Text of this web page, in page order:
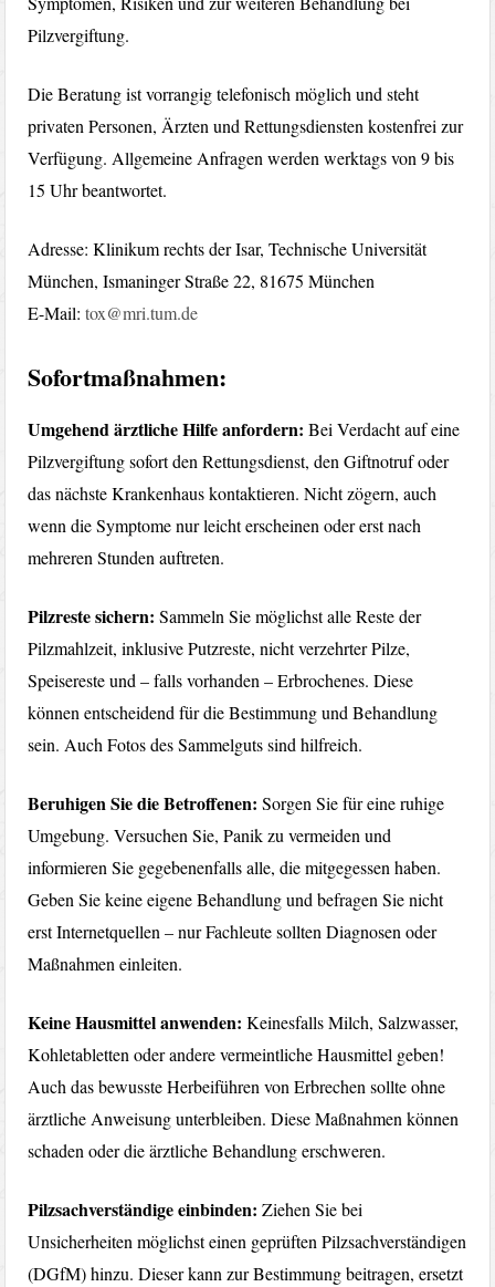
Pilzvergiftung.
Die Beratung ist vorrangig telefonisch möglich und steht
privaten Personen, Ärzten und Rettungsdiensten kostenfrei zur
Verfügung. Allgemeine Anfragen werden werktags von 9 bis
15 Uhr beantwortet.
Adresse: Klinikum rechts der Isar, Technische Universität
München, Ismaninger Straße 22, 81675 München
E-Mail:tox@mri.tum.de
Sofortmaßnahmen:
Umgehend ärztliche Hilfe anfordern: Bei Verdacht auf eine
Pilzvergiftung sofort den Rettungsdienst, den Giftnotruf oder
das nächste Krankenhaus kontaktieren. Nicht zögern, auch
wenn die Symptome nur leicht erscheinen oder erst nach
mehreren Stunden auftreten.
Pilzreste sichern: Sammeln Sie möglichst alle Reste der
Pilzmahlzeit, inklusive Putzreste, nicht verzehrter Pilze,
Speisereste und – falls vorhanden – Erbrochenes. Diese
können entscheidend für die Bestimmung und Behandlung
sein. Auch Fotos des Sammelguts sind hilfreich.
Beruhigen Sie die Betroffenen: Sorgen Sie für eine ruhige
Umgebung. Versuchen Sie, Panik zu vermeiden und
informieren Sie gegebenenfalls alle, die mitgegessen haben.
Geben Sie keine eigene Behandlung und befragen Sie nicht
erst Internetquellen – nur Fachleute sollten Diagnosen oder
Maßnahmen einleiten.
Keine Hausmittel anwenden: Keinesfalls Milch, Salzwasser,
Kohletabletten oder andere vermeintliche Hausmittel geben!
Auch das bewusste Herbeiführen von Erbrechen sollte ohne
ärztliche Anweisung unterbleiben. Diese Maßnahmen können
schaden oder die ärztliche Behandlung erschweren.
Pilzsachverständige einbinden: Ziehen Sie bei
Unsicherheiten möglichst einen geprüften Pilzsachverständigen
(DGfM) hinzu. Dieser kann zur Bestimmung beitragen, ersetzt